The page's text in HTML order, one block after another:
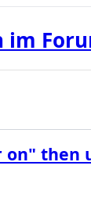
im
on" then